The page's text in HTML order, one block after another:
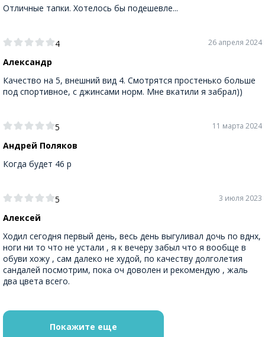
Отличные тапки. Хотелось бы подешевле...
4
Александр
26 апреля 2024
Качество на 5, внешний вид 4. Смотрятся простенько больше
под спортивное, с джинсами норм. Мне вкатили я забрал))
5
Андрей Поляков
11 марта 2024
Когда будет 46 р
5
Алексей
3 июля 2023
Ходил сегодня первый день, весь день выгуливал дочь по вднх,
ноги ни то что не устали , я к вечеру забыл что я вообще в
обуви хожу , сам далеко не худой, по качеству долголетия
сандалей посмотрим, пока оч доволен и рекомендую , жаль
два цвета всего.
Покажите еще